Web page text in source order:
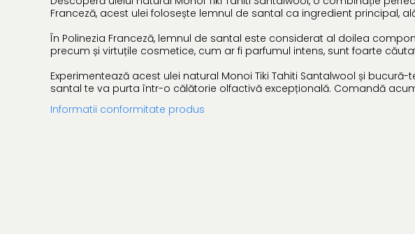
Franceză, acest ulei folosește lemnul de santal ca ingredient principal,
În Polinezia Franceză, lemnul de santal este considerat al doilea
precum și virtuțile cosmetice, cum ar fi parfumul intens, sunt foarte
Experimentează acest ulei natural Monoi Tiki Tahiti Santalwool și
santal te va purta într-o călătorie olfactivă excepțională. Comandă
Informatii conformitate produs